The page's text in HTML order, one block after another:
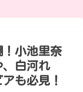
！小池里奈
、白河れ
も必見！